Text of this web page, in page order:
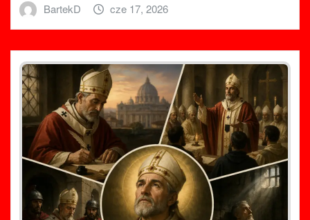
BartekD cze 17, 2026